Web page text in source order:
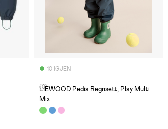
10 IGJEN
(0)
LIEWOOD Pedia Regnsett, Play Multi
Mix